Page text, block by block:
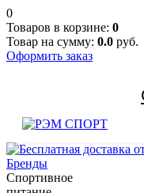
0
Товаров в корзине: 0
Товар на сумму: 0.0 руб.
Оформить заказ
Бренды
Спортивное